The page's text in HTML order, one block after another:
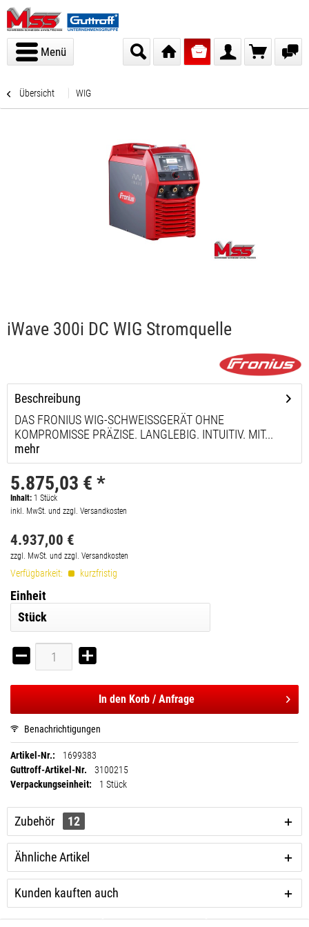
Menü
Übersicht WIG
iWave 300i DC WIG Stromquelle
Beschreibung
DAS FRONIUS WIG-SCHWEISSGERÄT OHNE
KOMPROMISSE PRÄZISE. LANGLEBIG. INTUITIV. MIT...
mehr
5.875,03 € *
Inhalt: 1 Stück
inkl. MwSt. und zzgl. Versandkosten
4.937,00 €
zzgl. MwSt. und zzgl. Versandkosten
Verfügbarkeit: kurzfristig
Einheit
In den Korb / Anfrage
Benachrichtigungen
Artikel-Nr.:
1699383
Guttroff-Artikel-Nr.
3100215
Verpackungseinheit:
1 Stück
Zubehör 12
Ähnliche Artikel
Kunden kauften auch